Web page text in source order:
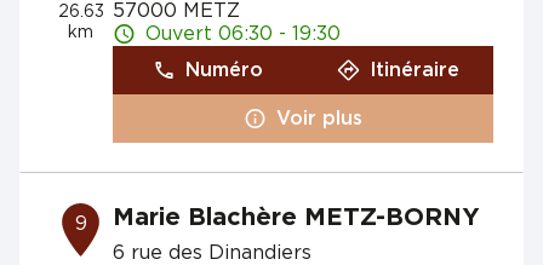
26.63
km
57000 METZ
Ouvert 06:30 - 19:30
Numéro
Itinéraire
Voir plus
9 Marie Blachère METZ-BORNY
6 rue des Dinandiers